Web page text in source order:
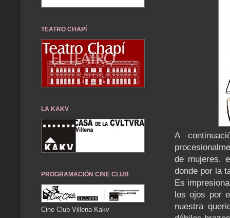
A
de mujeres,
donde por la
Es
los ojos por
nuestra
TEATRO CHAPÍ
LA KAKV
PROGRAMACIÓN CINE CLUB
Cine Club Villena Kakv